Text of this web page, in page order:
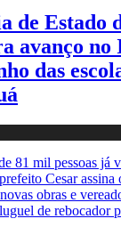
de Estado
avanço no
das